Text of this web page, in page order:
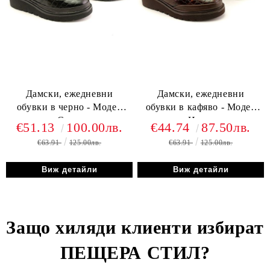
Дамски, ежедневни
обувки в черно - Модел
Сара.
€51.13 100.00лв.
€63.91 125.00лв.
Виж детайли
Дамски, ежедневни
обувки в кафяво - Модел
Инга.
€44.74 87.50лв.
€63.91 125.00лв.
Виж детайли
Защо хиляди клиенти избират
ПЕЩЕРА СТИЛ?